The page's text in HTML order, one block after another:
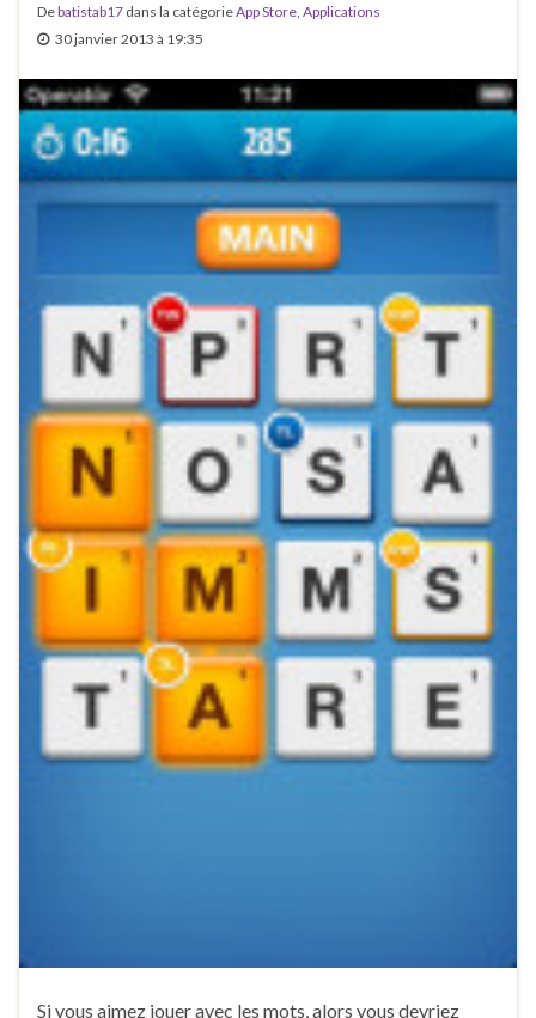
Debatistab17 dans la catégorieApp Store Applications
30 janvier 2013 à 19:35
Si vous aimez jouer avec les mots, alors vous devriez